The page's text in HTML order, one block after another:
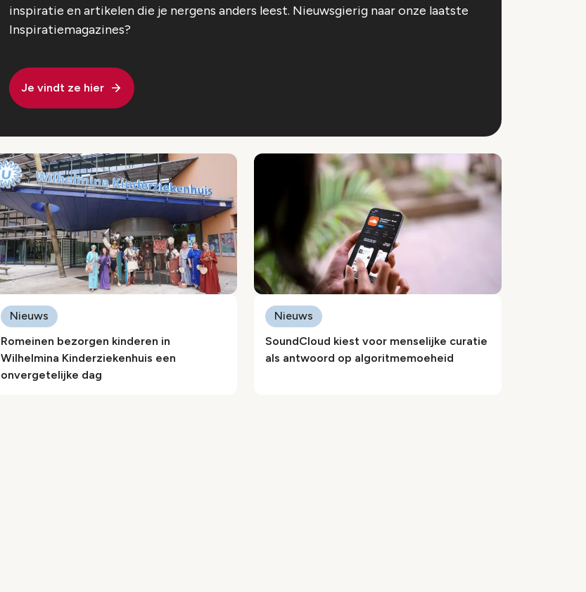
inspiratie en artikelen die je nergens anders leest. Nieuwsgierig naar onze laatste
Inspiratiemagazines?
Je vindt ze hier
Romeinen bezorgen kinderen in
Wilhelmina Kinderziekenhuis een
onvergetelijke dag
Nieuws
SoundCloud kiest voor menselijke curatie
als antwoord op algoritmemoeheid
Nieuws